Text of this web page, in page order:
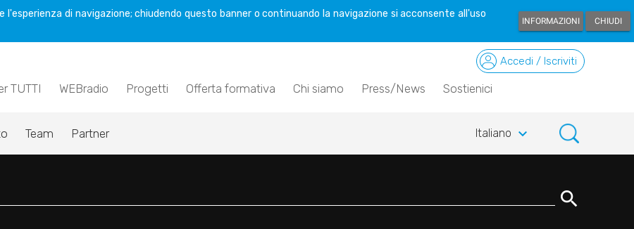
di navigazione; chiudendo questo banner o continuando la navigazione si acconsente all'uso
INFORMAZIONI CHIUDI
TUTTI WEBradio Progetti Offerta formativa Chi siamo Press/News Sostienici
Accedi / Iscriviti
Team Partner Italiano keyboard_arrow_down
search